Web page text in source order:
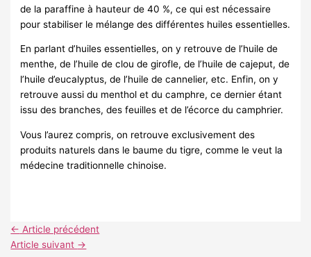
de la paraffine à hauteur de 40 %, ce qui est nécessaire
pour stabiliser le mélange des différentes huiles essentielles.
En parlant d’huiles essentielles, on y retrouve de l’huile de
menthe, de l’huile de clou de girofle, de l’huile de cajeput, de
l’huile d’eucalyptus, de l’huile de cannelier, etc. Enfin, on y
retrouve aussi du menthol et du camphre, ce dernier étant
issu des branches, des feuilles et de l’écorce du camphrier.
Vous l’aurez compris, on retrouve exclusivement des
produits naturels dans le baume du tigre, comme le veut la
médecine traditionnelle chinoise.
← Article précédent
Article suivant →